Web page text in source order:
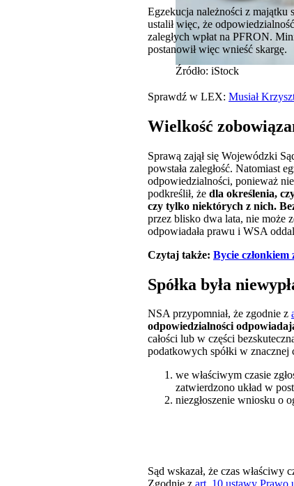
Źródło: iStock
Egzekucja należności z majątku
ustalił więc, że
zaległych wpłat na PFRON.
postanowił więc wnieść skargę.
Sprawdź w LEX: Musiał
Wielkość
Sprawą zajął się Wojewódzki
powstała zaległość. Natomiast
odpowiedzialności, ponieważ
podkreślił, że dla określenia,
czy tylko niektórych z nich.
przez blisko dwa lata, nie może
odpowiadała prawu i WSA
Czytaj także: Bycie
Spółka była
NSA przypomniał, że zgodnie z
odpowiedzialności
całości lub w części
podatkowych spółki w znacznej
we właściwym czasie
zatwierdzono układ w
niezgłoszenie wniosku o
Sąd wskazał, że czas właściwy